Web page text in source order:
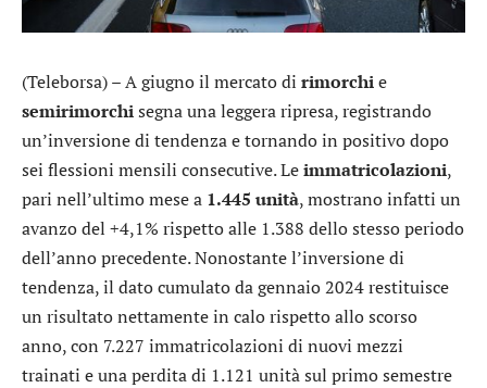
(Teleborsa) – A giugno il mercato di rimorchie
semirimorchisegna una leggera ripresa, registrando
un’inversione di tendenza e tornando in positivo dopo
sei flessioni mensili consecutive. Leimmatricolazioni,
pari nell’ultimo mese a 1.445 unità, mostrano infatti un
avanzo del +4,1% rispetto alle 1.388 dello stesso periodo
dell’anno precedente. Nonostante l’inversione di
tendenza, il dato cumulato da gennaio 2024 restituisce
un risultato nettamente in calo rispetto allo scorso
anno, con 7.227 immatricolazioni di nuovi mezzi
trainati e una perdita di 1.121 unità sul primo semestre